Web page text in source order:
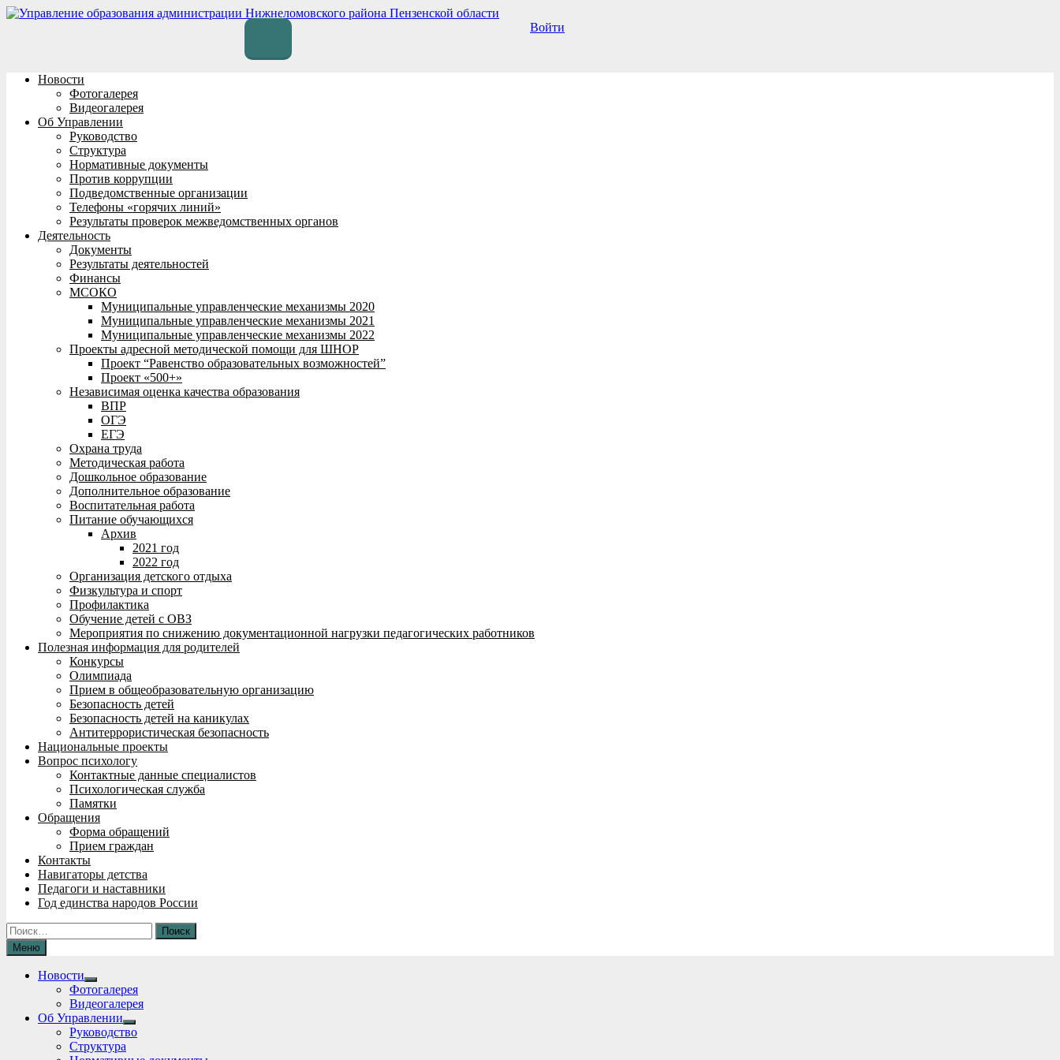
Перейти
Войти
Новости
Фотогалерея
Видеогалерея
Об Управлении
Руководство
Структура
Нормативные документы
Против коррупции
Подведомственные организации
Телефоны «горячих линий»
Результаты проверок межведомственных органов
Деятельность
Документы
Результаты деятельностей
Финансы
МСОКО
Муниципальные управленческие механизмы 2020
Муниципальные управленческие механизмы 2021
Муниципальные управленческие механизмы 2022
Проекты адресной методической помощи для ШНОР
Проект “Равенство образовательных возможностей”
Проект «500+»
Независимая оценка качества образования
ВПР
ОГЭ
ЕГЭ
Охрана труда
Методическая работа
Дошкольное образование
Дополнительное образование
Воспитательная работа
Питание обучающихся
Архив
2021 год
2022 год
Организация детского отдыха
Физкультура и спорт
Профилактика
Обучение детей с ОВЗ
Мероприятия по снижению документационной нагрузки педагогических работников
Полезная информация для родителей
Конкурсы
Олимпиада
Прием в общеобразовательную организацию
Безопасность детей
Безопасность детей на каникулах
Антитеррористическая безопасность
Национальные проекты
Вопрос психологу
Контактные данные специалистов
Психологическая служба
Памятки
Обращения
Форма обращений
Прием граждан
Контакты
Навигаторы детства
Педагоги и наставники
Год единства народов России
Найти:
Меню
Новости
Show
sub
menu
Фотогалерея
Видеогалерея
Об Управлении
Show
sub
Руководство
Структура